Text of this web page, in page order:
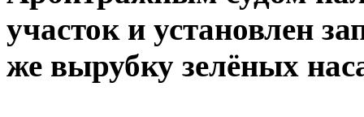
участок и установлен
же вырубку зелёных